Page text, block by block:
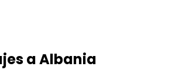
a Albania